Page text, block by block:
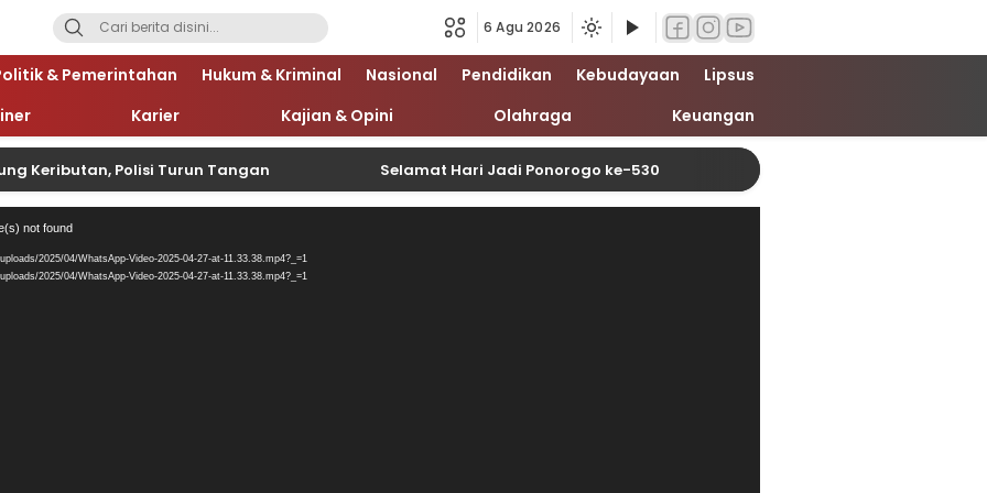
6 Agu 2026
& Pemerintahan Hukum & Kriminal Nasional Pendidikan Kebudayaan
Lipsus
Karier Kajian & Opini Olahraga Keuangan
Polisi Turun Tangan Selamat Hari Jadi Ponorogo ke-530 Polsek Rambah Samo Tanam
not found
2025/04/WhatsApp-Video-2025-04-27-at-11.33.38.mp4?_=1
2025/04/WhatsApp-Video-2025-04-27-at-11.33.38.mp4?_=1